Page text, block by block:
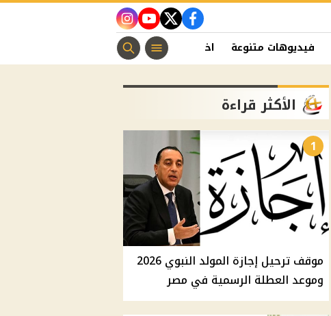
facebook
twitter
youtube
instagram
فيديوهات متنوعة اخبار الفن منوعات مسيحية
الأكثر قراءة
1
موقف ترحيل إجازة المولد النبوي 2026
وموعد العطلة الرسمية في مصر